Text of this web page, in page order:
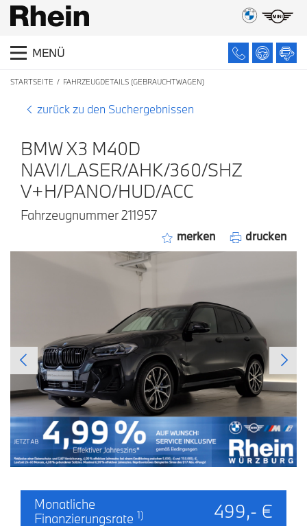
MENÜ
STARTSEITE FAHRZEUGDETAILS (GEBRAUCHTWAGEN)
zurück zu den Suchergebnissen
BMW X3 M40D
NAVI/LASER/AHK/360/SHZ
V+H/PANO/HUD/ACC
Fahrzeugnummer 211957
merken drucken
Monatliche
Finanzierungsrate 1) 499,- €